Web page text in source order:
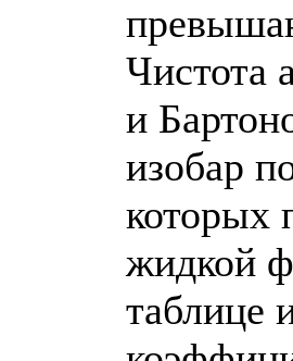
Чистота
и
изобар
которых
жидкой
таблице